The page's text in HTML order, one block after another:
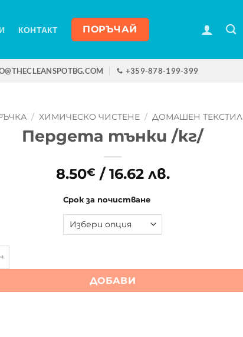
КОНТАКТ ПОРЪЧАЙ
+359-878-199-399
/ ХИМИЧЕСКО ЧИСТЕНЕ / ДОМАШЕН ТЕКСТИЛ
Пердета тънки /кг/
8.50€ / 16.62 лв.
Срок за почистване
за Пердета тънки /кг/
ДОБАВИ